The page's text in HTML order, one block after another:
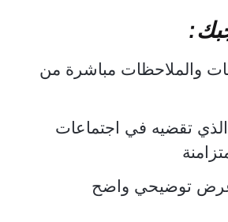
والملاحظات مباشرة من
تقضيه في اجتماعات
عرض توضيحي واضح